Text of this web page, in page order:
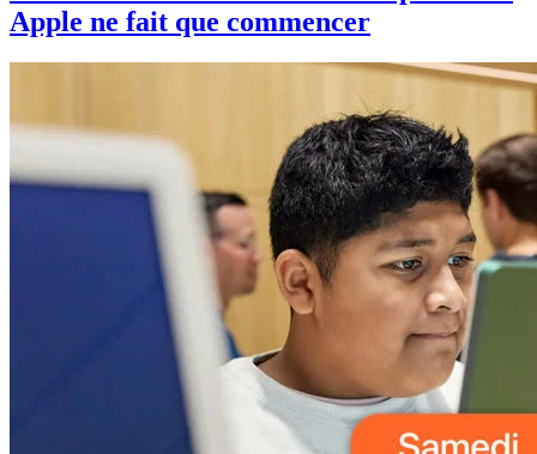
Apple ne fait que commencer